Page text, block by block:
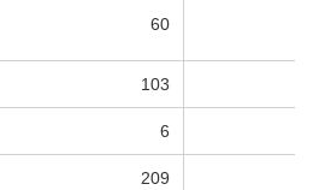
60
103
6
209